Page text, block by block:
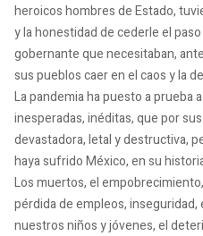
heroicos hombres de Estado,
y la honestidad de cederle el
gobernante que necesitaban,
sus pueblos caer en el caos y la
La pandemia ha puesto a prueba
inesperadas, inéditas, que por
devastadora, letal y destructiva,
haya sufrido México, en su
Los muertos, el
pérdida de empleos, inseguridad,
nuestros niños y jóvenes, el